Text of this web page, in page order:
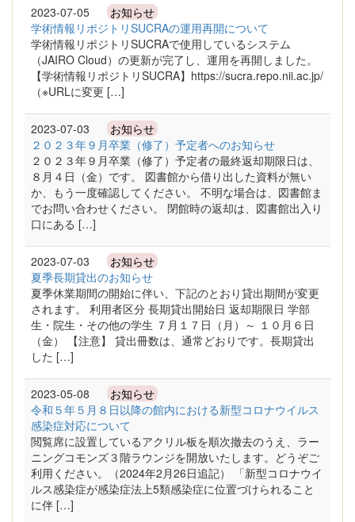
2023-07-05 お知らせ
学術情報リポジトリSUCRAの運用再開について
学術情報リポジトリSUCRAで使用しているシステム
（JAIRO Cloud）の更新が完了し、運用を再開しました。
【学術情報リポジトリSUCRA】https://sucra.repo.nii.ac.jp/
（※URLに変更 […]
2023-07-03 お知らせ
２０２３年９月卒業（修了）予定者へのお知らせ
２０２３年９月卒業（修了）予定者の最終返却期限日は、
８月４日（金）です。 図書館から借り出した資料が無い
か、もう一度確認してください。 不明な場合は、図書館ま
でお問い合わせください。 閉館時の返却は、図書館出入り
口にある […]
2023-07-03 お知らせ
夏季長期貸出のお知らせ
夏季休業期間の開始に伴い、下記のとおり貸出期間が変更
されます。 利用者区分 長期貸出開始日 返却期限日 学部
生・院生・その他の学生 ７月１７日（月）～ １０月６日
（金） 【注意】 貸出冊数は、通常どおりです。長期貸出
した […]
2023-05-08 お知らせ
令和５年５月８日以降の館内における新型コロナウイルス
感染症対応について
閲覧席に設置しているアクリル板を順次撤去のうえ、ラー
ニングコモンズ３階ラウンジを開放いたします。どうぞご
利用ください。（2024年2月26日追記） 「新型コロナウイ
ルス感染症が感染症法上5類感染症に位置づけられること
に伴 […]